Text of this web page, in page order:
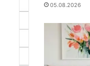
05.08.2026